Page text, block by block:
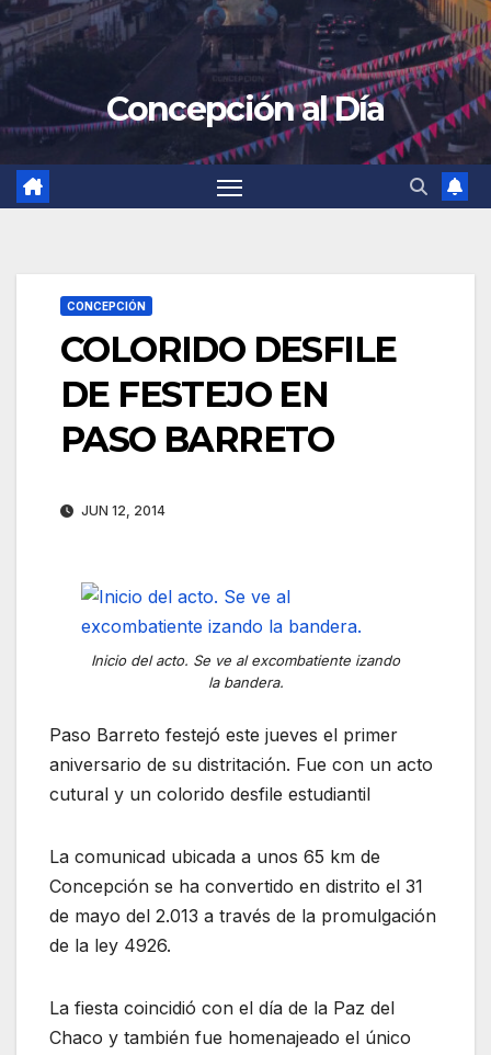
Concepción al Día
CONCEPCIÓN
COLORIDO DESFILE
DE FESTEJO EN
PASO BARRETO
JUN 12, 2014
Inicio del acto. Se ve al excombatiente izando
la bandera.
Paso Barreto festejó este jueves el primer
aniversario de su distritación. Fue con un acto
cutural y un colorido desfile estudiantil
La comunicad ubicada a unos 65 km de
Concepción se ha convertido en distrito el 31
de mayo del 2.013 a través de la promulgación
de la ley 4926.
La fiesta coincidió con el día de la Paz del
Chaco y también fue homenajeado el único